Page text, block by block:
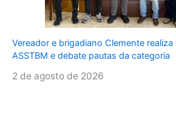
Vereador e brigadiano Clemente
ASSTBM e debate pautas da categoria
2 de agosto de 2026